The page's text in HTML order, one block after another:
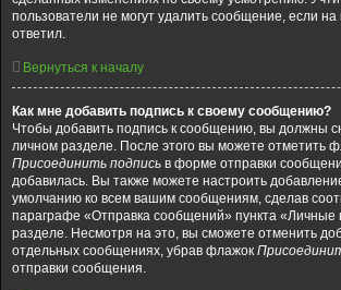
пользователи не могут удалить сообщение, если на
ответил.
Вернуться к началу
Как мне добавить подпись к своему сообщению?
Чтобы добавить подпись к сообщению, вы должны
личном разделе. После этого вы можете отметить
Присоединить подпись в форме отправки
добавилась. Вы также можете настроить
умолчанию ко всем вашим сообщениям, сделав
параграфе «Отправка сообщений» пункта «Личные
разделе. Несмотря на это, вы сможете отменить
отдельных сообщениях, убрав флажок
отправки сообщения.